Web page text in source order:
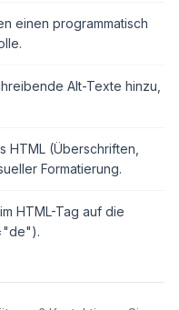
einen programmatisch
Alt-Texte hinzu,
HTML (Überschriften,
Formatierung.
HTML-Tag auf die